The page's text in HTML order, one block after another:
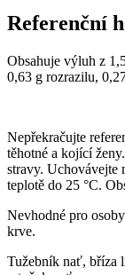
Referenční
Obsahuje výluh z
0,63 g rozrazilu,
Nepřekračujte
těhotné a kojící
stravy. Uchovávejte
teplotě do 25 °C.
Nevhodné pro
krve.
Tužebník nať, bříza